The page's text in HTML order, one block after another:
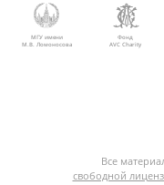
МГУ имени
М.В. Ломоносова
Фонд
AVC Charity
Все
свободной